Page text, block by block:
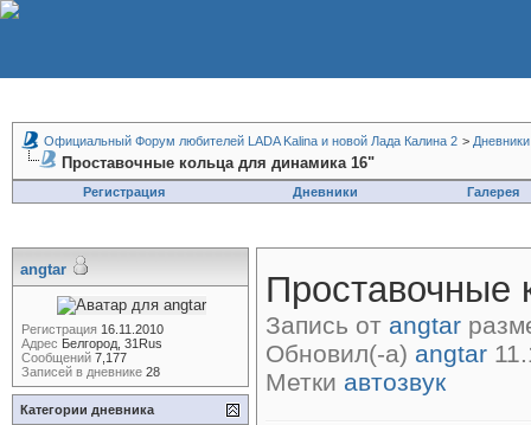
Официальный Форум любителей LADA Kalina и новой Лада Калина 2 > Дневники
Проставочные кольца для динамика 16"
Регистрация Дневники Галерея
Проставочные
Запись от angtar
Обновил(-а) angtar
Метки автозвук
angtar
Регистрация 16.11.2010
Адрес Белгород, 31Rus
Сообщений 7,177
Записей в дневнике 28
Категории дневника